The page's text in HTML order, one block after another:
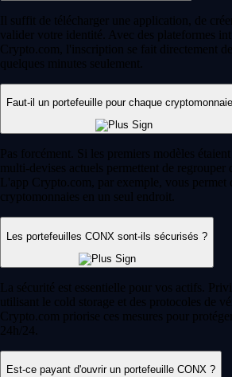
Il suffit de télécharger une application, de
valider votre identité. Avec des plateformes
Crypto.com, l'inscription se fait directement
quelques minutes seulement.
Faut-il un portefeuille pour chaque
Pas forcément. Si les premiers modèles
multi-devises actuels permettent de regrouper
L'app Crypto.com, par exemple, vous permet
cryptomonnaies en un seul endroit.
Les portefeuilles CONX sont-ils sécurisés ?
La sécurité est essentielle pour vos actifs.
utilisant le cold storage et des protocoles de
Crypto.com priorise ces mesures pour
24h/24.
Est-ce payant d'ouvrir un portefeuille CONX ?